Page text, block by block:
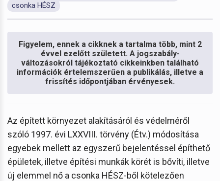
csonka HÉSZ
Figyelem, ennek a cikknek a tartalma több, mint 2
évvel ezelőtt született. A jogszabály-
változásokról tájékoztató cikkeinkben található
információk értelemszerűen a publikálás, illetve a
frissítés időpontjában érvényesek.
Az épített környezet alakításáról és védelméről
szóló 1997. évi LXXVIII. törvény (Étv.) módosítása
egyebek mellett az egyszerű bejelentéssel építhető
épületek, illetve építési munkák körét is bővíti, illetve
új elemmel nő a csonka HÉSZ-ből kötelezően